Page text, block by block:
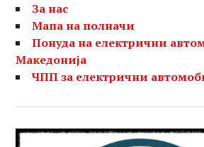
За нас
Мапа на полначи
Понуда на електрични
Македонија
ЧПП за електрични